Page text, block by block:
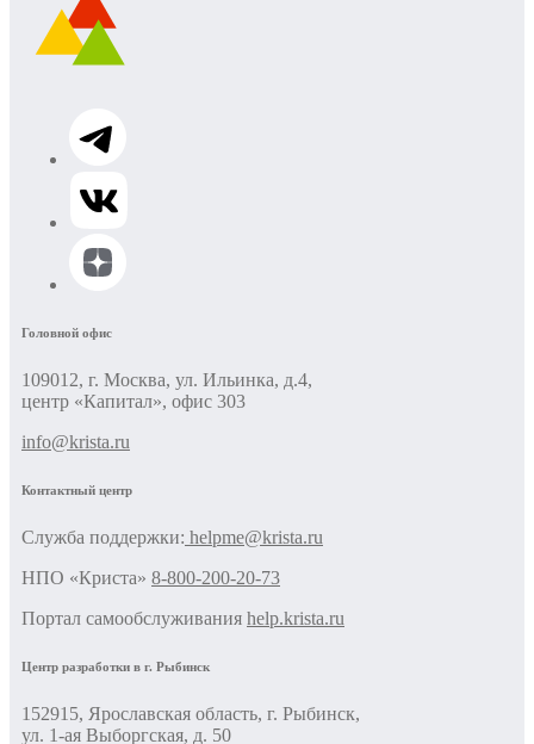
Головной офис
109012, г. Москва, ул. Ильинка, д.4,
центр «Капитал», офис 303
info@krista.ru
Контактный центр
Cлужба поддержки: helpme@krista.ru
НПО «Криста» 8-800-200-20-73
Портал самообслуживания help.krista.ru
Центр разработки в г. Рыбинск
152915, Ярославская область, г. Рыбинск,
ул. 1-ая Выборгская, д. 50